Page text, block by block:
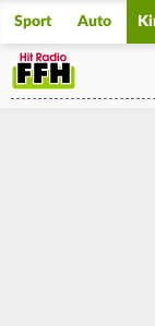
Sport Auto